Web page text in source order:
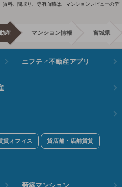
賃料、間取り、専有面積は、マンションレビューのデ
産 マンション情報 宮城県
ニフティ不動産アプリ
貸オフィス 貸店舗・店舗賃貸
新築マンション